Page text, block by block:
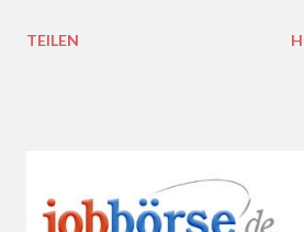
lieblich? Du hast die Qual der Wahl :D
TEILEN